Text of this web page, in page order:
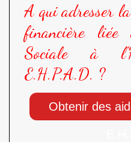
A qui adresser
financière
Sociale à
E.H.P.A.D. ?
Obtenir des